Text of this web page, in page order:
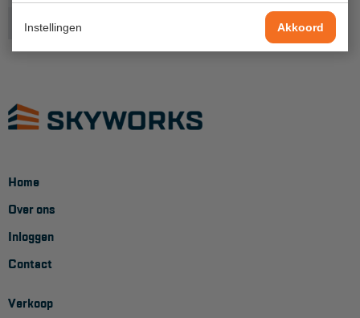
Instellingen Akkoord
Hoogbouw
Steigers
Valbeveiliging
Reparatie en onderhoud
Onderdeel
Home
Over ons
Inloggen
Contact
Verkoop